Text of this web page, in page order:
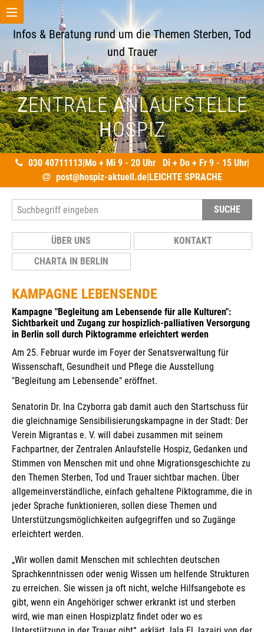
Infos & Beratung rund um die Themen Sterben, Tod
und Trauer
ZENTRALEANLAUFSTELLE
HOSPIZ
030 40711113|Mo + Mi 9 - 20 Uhr Di + Do + Fr 9 - 15 Uhr|
post@hospiz-aktuell.de|LEICHTE SPRACHE
ÜBER UNS
KONTAKT
CHARTA IN BERLIN
SUCHE
KAMPAGNE LEBENSENDE
Kampagne "Begleitung am Lebensende für alle Kulturen":
Sichtbarkeit und Zugang zur hospizlich-palliativen Versorgung
in Berlin soll durch Piktogramme erleichtert werden
Am 25. Februar wurde im Foyer der Senatsverwaltung für
Wissenschaft, Gesundheit und Pflege die Ausstellung
"Begleitung am Lebensende" eröffnet.
Senatorin Dr. Ina Czyborra gab damit auch den Startschuss für
die gleichnamige Sensibilisierungskampagne in der Stadt: Der
Verein Migrantas e. V. will dabei zusammen mit seinem
Fachpartner, der Zentralen Anlaufstelle Hospiz, Gedanken und
Stimmen von Menschen mit und ohne Migrationsgeschichte zu
den Themen Sterben, Tod und Trauer sichtbar machen. Über
allgemeinverständliche, einfach gehaltene Piktogramme, die in
jeder Sprache funktionieren, sollen diese Themen und
Unterstützungsmöglichkeiten aufgegriffen und so Zugänge
erleichtert werden.
„Wir wollen damit Menschen mit schlechten deutschen
Sprachkenntnissen oder wenig Wissen um helfende Strukturen
zu erreichen. Sie wissen ja oft nicht, welche Hilfsangebote es
gibt, wenn ein Angehöriger schwer erkrankt ist und sterben
wird, wie man einen Hospizplatz findet oder wo es